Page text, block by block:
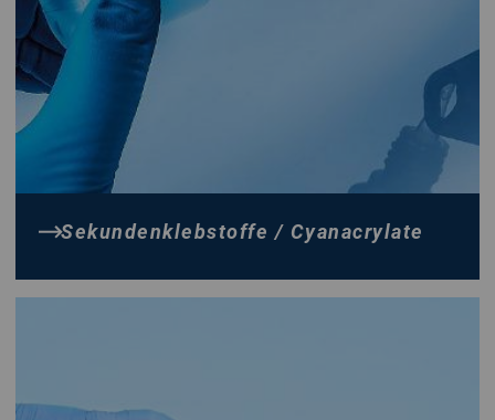
Sekundenklebstoffe / Cyanacrylate